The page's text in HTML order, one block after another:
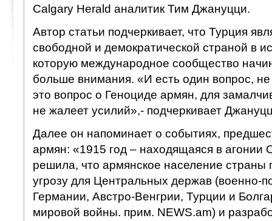
Calgary Herald аналитик Тим Джануцци.
Автор статьи подчеркивает, что Турция
свободной и демократической страной в
которую международное сообщество
больше внимания. «И есть один вопрос,
это вопрос о Геноциде армян, для
не жалеет усилий»,- подчеркивает
Далее он напоминает о событиях,
армян: «1915 год – находящаяся в агонии
решила, что армянское население страны
угрозу для Центральных держав (военно-
Германии, Австро-Венгрии, Турции и
мировой войны. прим. NEWS.am) и